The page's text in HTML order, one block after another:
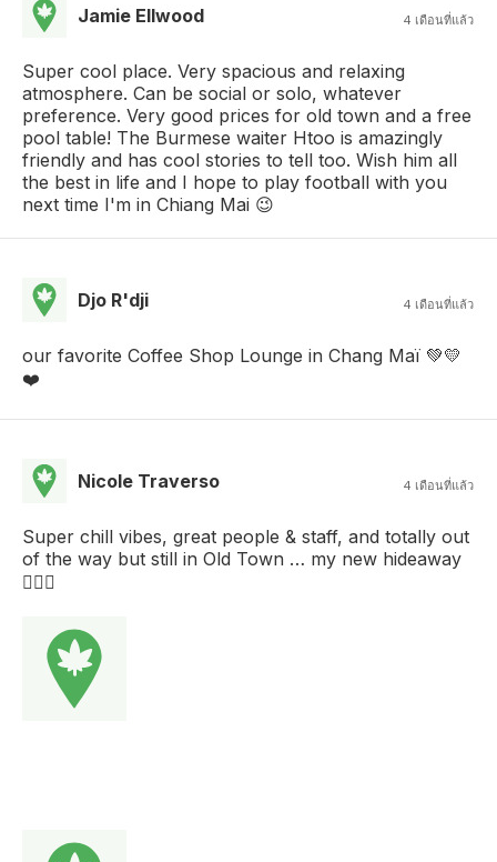
Jamie Ellwood 4 เดือนที่แล้ว
Super cool place. Very spacious and relaxing
atmosphere. Can be social or solo, whatever
preference. Very good prices for old town and a free
pool table! The Burmese waiter Htoo is amazingly
friendly and has cool stories to tell too. Wish him all
the best in life and I hope to play football with you
next time I'm in Chiang Mai 😉
Djo R'dji 4 เดือนที่แล้ว
our favorite Coffee Shop Lounge in Chang Maï 💚💛
❤️
Nicole Traverso 4 เดือนที่แล้ว
Super chill vibes, great people & staff, and totally out
of the way but still in Old Town … my new hideaway
✌🏻💚